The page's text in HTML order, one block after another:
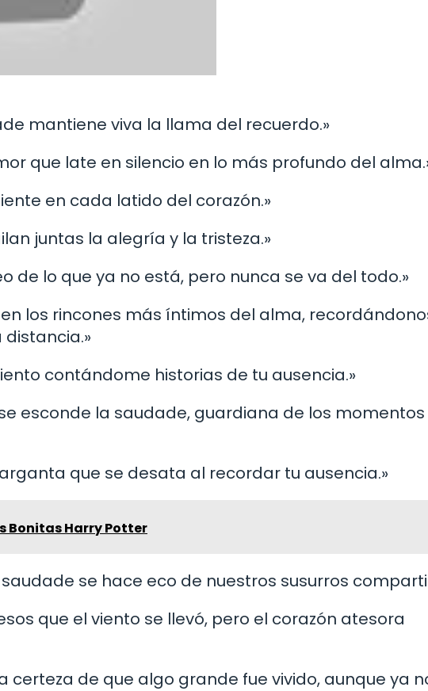
mantiene viva la llama del recuerdo.»
que late en silencio en lo más profundo del
en cada latido del corazón.»
juntas la alegría y la tristeza.»
de lo que ya no está, pero nunca se va del todo.»
los rincones más íntimos del alma,
contándome historias de tu ausencia.»
esconde la saudade, guardiana de los
que se desata al recordar tu ausencia.»
Bonitas Harry Potter
saudade se hace eco de nuestros susurros
que el viento se llevó, pero el corazón atesora
certeza de que algo grande fue vivido, aunque ya